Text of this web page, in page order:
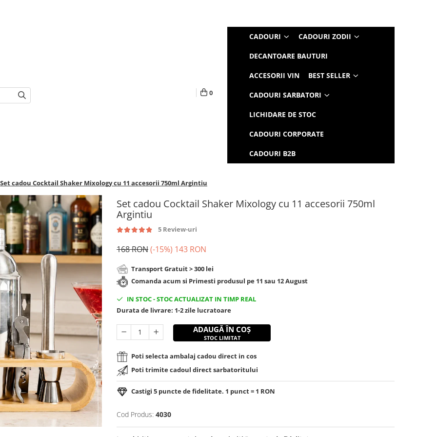
0
CADOURI CADOURI ZODII
DECANTOARE BAUTURI
ACCESORII VIN BEST SELLER
CADOURI SARBATORI
LICHIDARE DE STOC
CADOURI CORPORATE
CADOURI B2B
Set cadou Cocktail Shaker Mixology cu 11 accesorii 750ml Argintiu
Set cadou Cocktail Shaker Mixology cu 11 accesorii 750ml
Argintiu
5 Review-uri
168 RON(-15%) 143 RON
Transport Gratuit > 300 lei
Comanda acum si Primesti produsul pe 11 sau 12 August
IN STOC-STOC ACTUALIZAT IN TIMP REAL
Durata de livrare: 1-2 zile lucratoare
ADAUGĂ ÎN COȘ
STOC LIMITAT
Poti selecta ambalaj cadou direct in cos
Poti trimite cadoul direct sarbatoritului
Castigi 5 puncte de fidelitate. 1 punct = 1 RON
Cod Produs: 4030